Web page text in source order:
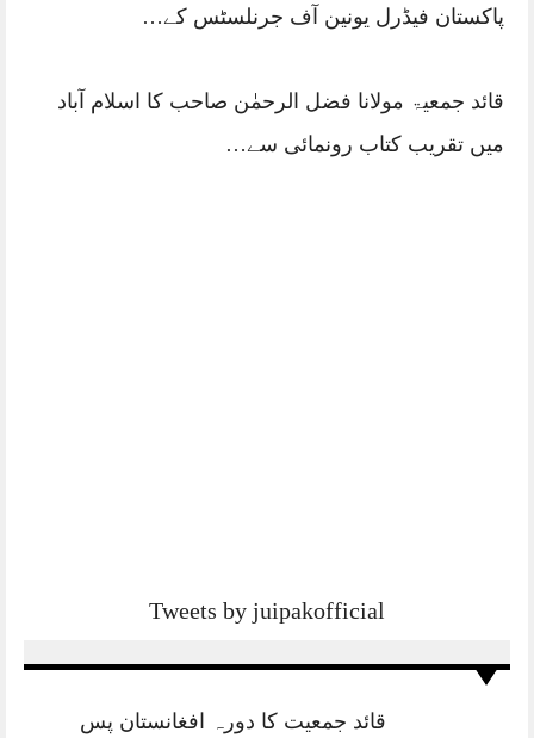
پاکستان فیڈرل یونین آف جرنلسٹس کے…
قائد جمعیۃ مولانا فضل الرحمٰن صاحب کا اسلام آباد
میں تقریب کتاب رونمائی سے…
Tweets by juipakofficial
قائد جمعیت کا دورہ افغانستان پس